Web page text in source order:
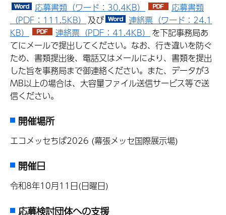
応募書類（ワード：30.4KB）
応募書類
（PDF：111.5KB） 及び
連絡票（ワード：24.1
KB）
連絡票（PDF：41.4KB） を下記事務局あ
てにメールで提出してください。なお、行き違いを防ぐ
ため、書類提出後、電話又はメールにより、書類を提出
した旨を事務局まで御連絡ください。また、データが3
MB以上の場合は、大容量ファイル送信サービス等で送
信ください。
開催場所
エコメッセちば2026 (幕張メッセ国際展示場)
開催日
令和8年10月11日(日曜日)
応募検討団体への支援